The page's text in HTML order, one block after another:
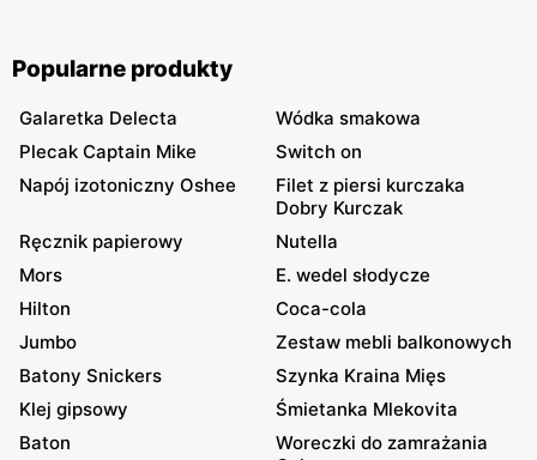
Popularne produkty
Galaretka Delecta
Wódka smakowa
Plecak Captain Mike
Switch on
Napój izotoniczny Oshee
Filet z piersi kurczaka
Dobry Kurczak
Ręcznik papierowy
Nutella
Mors
E. wedel słodycze
Hilton
Coca-cola
Jumbo
Zestaw mebli balkonowych
Batony Snickers
Szynka Kraina Mięs
Klej gipsowy
Śmietanka Mlekovita
Baton
Woreczki do zamrażania